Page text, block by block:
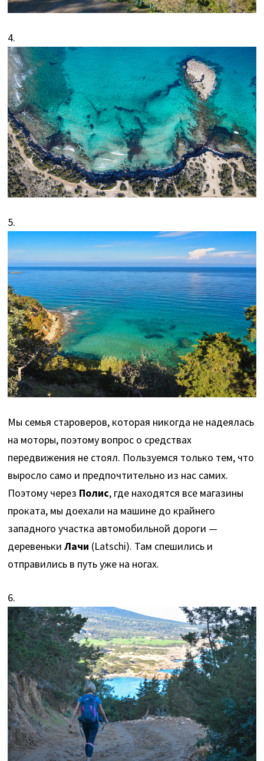
4.
5.
Мы семья староверов, которая никогда не надеялась
на моторы, поэтому вопрос о средствах
передвижения не стоял. Пользуемся только тем, что
выросло само и предпочтительно из нас самих.
Поэтому через Полис, где находятся все магазины
проката, мы доехали на машине до крайнего
западного участка автомобильной дороги —
деревенькиЛaчи (Latschi). Там спешились и
отправились в путь уже на ногах.
6.